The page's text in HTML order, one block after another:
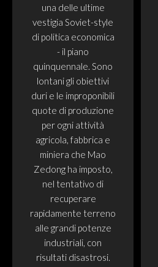
una delle ultime
vestigia Soviet-style
di politica economica
- il piano
quinquennale. Sono
lontani gli obiettivi
duri e le improponibili
quote di produzione
per ogni attività
agricola, fabbrica e
miniera che Mao
Zedong ha imposto,
nel tentativo di
recuperare
rapidamente terreno
alle grandi potenze
industriali, con
risultati disastrosi.